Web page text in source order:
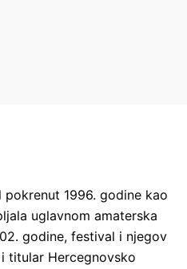
1996. godine kao
uglavnom amaterska
godine, festival i njegov
titular Hercegnovsko